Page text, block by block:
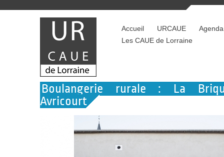
Accueil URCAUE
Agenda
Les CAUE de Lorraine
Boulangerie rurale : La
Avricourt